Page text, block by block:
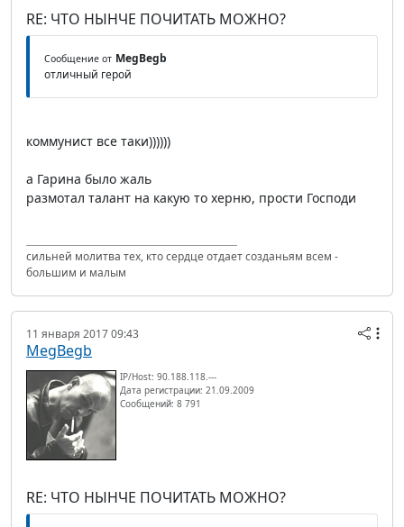
RE: ЧТО НЫНЧЕ ПОЧИТАТЬ МОЖНО?
Сообщение от MegBegb
отличный герой
коммунист все таки))))))
а Гарина было жаль
размотал талант на какую то херню, прости Господи
сильней молитва тех, кто сердце отдает созданьям всем -
большим и малым
11 января 2017 09:43
MegBegb
IP/Host: 90.188.118.---
Дата регистрации: 21.09.2009
Сообщений: 8 791
RE: ЧТО НЫНЧЕ ПОЧИТАТЬ МОЖНО?